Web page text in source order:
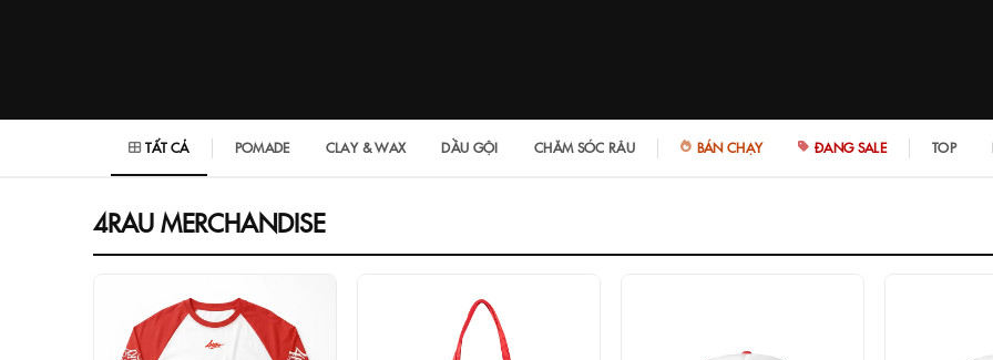
TẤT CẢ POMADE CLAY & WAX DẦU GỘI CHĂM SÓC RÂU BÁN CHẠY ĐANG SALE TOP
4RAU MERCHANDISE